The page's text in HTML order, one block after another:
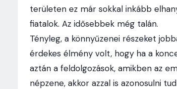
területen ez már sokkal inkább
fiatalok. Az idősebbek még talán.
Tényleg, a könnyűzenei részeket
érdekes élmény volt, hogy ha a
aztán a feldolgozások, amikben az
népzene, akkor azzal is azonosulni